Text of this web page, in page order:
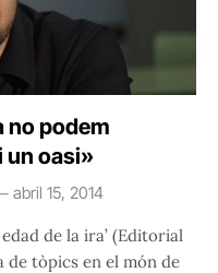
no podem
un oasi»
abril 15, 2014
de la ira’ (Editorial
de tòpics en el món de